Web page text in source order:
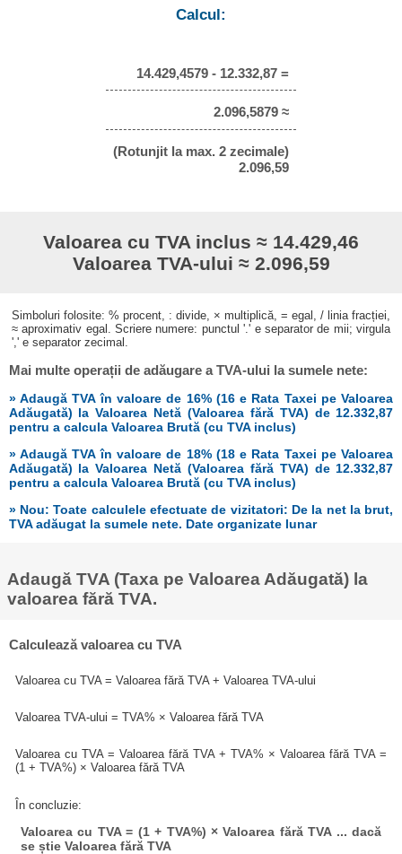
Calcul:
14.429,4579 - 12.332,87 =
2.096,5879 ≈
(Rotunjit la max. 2 zecimale)
2.096,59
Valoarea cu TVA inclus ≈ 14.429,46
Valoarea TVA-ului ≈ 2.096,59
Simboluri folosite: % procent, : divide, × multiplică, = egal, / linia fracției,
≈ aproximativ egal. Scriere numere: punctul '.' e separator de mii; virgula
',' e separator zecimal.
Mai multe operații de adăugare a TVA-ului la sumele nete:
» Adaugă TVA în valoare de 16% (16 e Rata Taxei pe Valoarea
Adăugată) la Valoarea Netă (Valoarea fără TVA) de 12.332,87
pentru a calcula Valoarea Brută (cu TVA inclus)
» Adaugă TVA în valoare de 18% (18 e Rata Taxei pe Valoarea
Adăugată) la Valoarea Netă (Valoarea fără TVA) de 12.332,87
pentru a calcula Valoarea Brută (cu TVA inclus)
» Nou: Toate calculele efectuate de vizitatori: De la net la brut,
TVA adăugat la sumele nete. Date organizate lunar
Adaugă TVA (Taxa pe Valoarea Adăugată) la
valoarea fără TVA.
Calculează valoarea cu TVA
Valoarea cu TVA = Valoarea fără TVA + Valoarea TVA-ului
Valoarea TVA-ului = TVA% × Valoarea fără TVA
Valoarea cu TVA = Valoarea fără TVA + TVA% × Valoarea fără TVA =
(1 + TVA%) × Valoarea fără TVA
În concluzie:
Valoarea cu TVA = (1 + TVA%) × Valoarea fără TVA ... dacă
se știe Valoarea fără TVA